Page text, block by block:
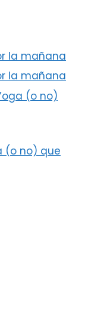
la mañana
la mañana
(o no)
(o no) que